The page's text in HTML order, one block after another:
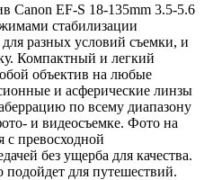
Canon EF-S 18-135mm 3.5-5.6
стабилизации
разных условий съемки, и
Компактный и легкий
объектив на любые
и асферические линзы
по всему диапазону
и видеосъемке. Фото на
с превосходной
без ущерба для качества.
для путешествий.